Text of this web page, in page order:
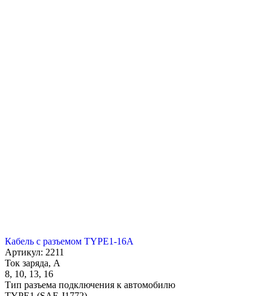
Кабель с разъемом TYPE1-16A
Артикул: 2211
Ток заряда, А
8, 10, 13, 16
Тип разъема подключения к автомобилю